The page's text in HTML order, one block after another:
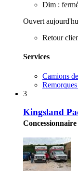
Dim :
Ouvert
Retour
Services
Camions
3
Kingsland